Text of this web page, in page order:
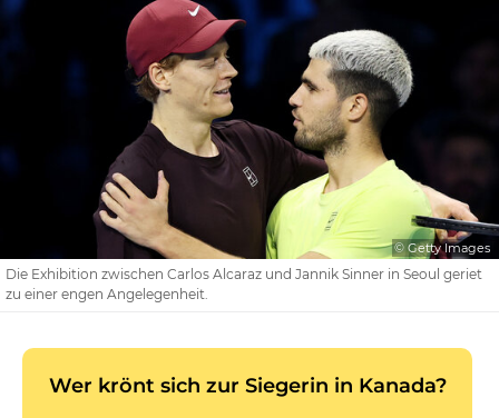
© Getty Images
Die Exhibition zwischen Carlos Alcaraz und Jannik Sinner in Seoul geriet
zu einer engen Angelegenheit.